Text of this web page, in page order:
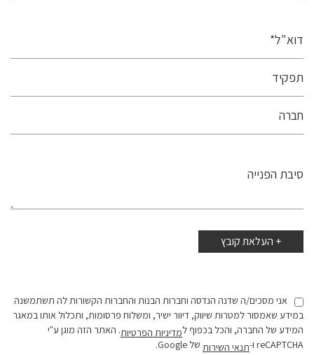
אני מסכים/ה שדנה הנדסה וחברות הבנות והחברות הקשורות לה תשתמשנה
במידע שאמסור למטרות שיווק, דיוור ישיר, ומשלוח פרסומות, ותכלול אותו במאגר
המידע של החברה, והכל בכפוף למדיניות הפרטיות. האתר הזה מוגן ע"י
reCAPTCHA ו-
תנאי השירות של Google.